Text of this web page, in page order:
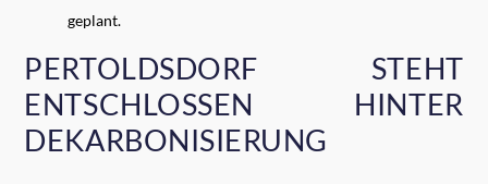
geplant.
PERTOLDSDORF STEHT
ENTSCHLOSSEN HINTER
DEKARBONISIERUNG